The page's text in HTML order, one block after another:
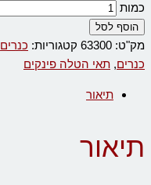
כמות
הוסף לסל
מק"ט: 63300 קטגוריות: כנרים
כנרים, תאי הטלה פינקים
תיאור
תיאור